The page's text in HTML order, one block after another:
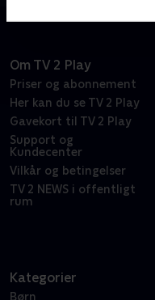
Om TV 2 Play
Priser og abonnement
Her kan du se TV 2 Play
Gavekort til TV 2 Play
Support og
Kundecenter
Vilkår og betingelser
TV 2 NEWS i offentligt
rum
Kategorier
Børn